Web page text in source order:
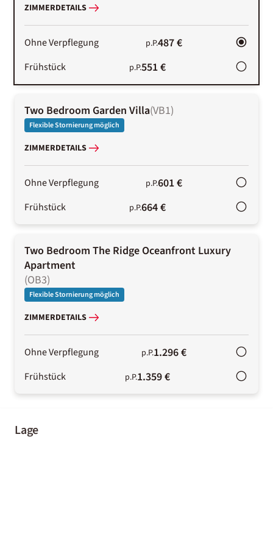
ZIMMERDETAILS
Ohne Verpflegung p.P.487 €
Frühstück p.P.551 €
Two Bedroom Garden Villa(VB1)
Flexible Stornierung möglich
ZIMMERDETAILS
Ohne Verpflegung p.P.601 €
Frühstück p.P.664 €
Two Bedroom The Ridge Oceanfront Luxury
Apartment
(OB3)
Flexible Stornierung möglich
ZIMMERDETAILS
Ohne Verpflegung p.P.1.296 €
Frühstück p.P.1.359 €
Lage